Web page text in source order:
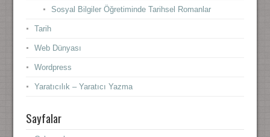
Sosyal Bilgiler Öğretiminde Tarihsel Romanlar
Tarih
Web Dünyası
Wordpress
Yaratıcılık – Yaratıcı Yazma
Sayfalar